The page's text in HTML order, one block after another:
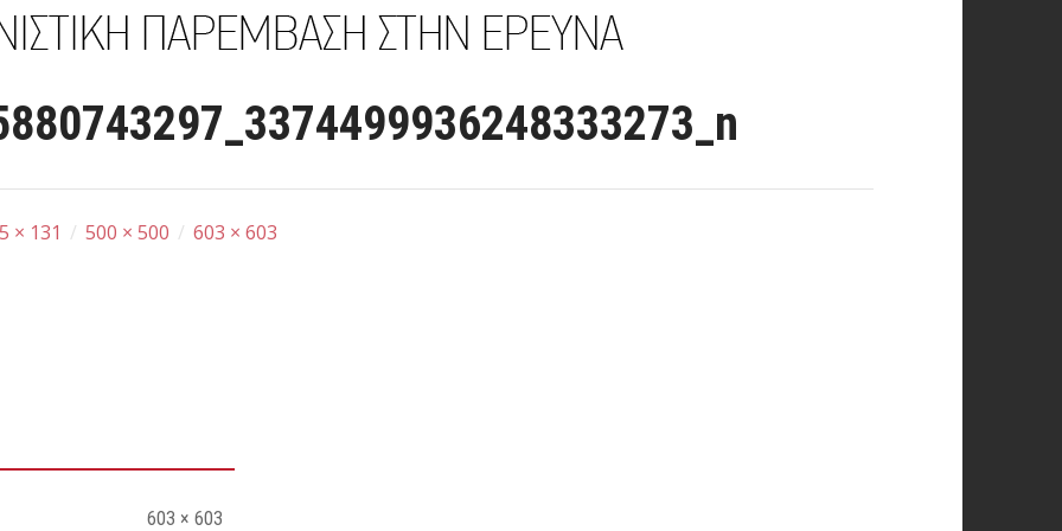
× 131 / 500 × 500 / 603 × 603
603 × 603